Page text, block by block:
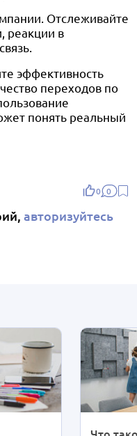
Отслеживайте
реакции в
эффективность
переходов по
понять реальный
0 0
авторизуйтесь